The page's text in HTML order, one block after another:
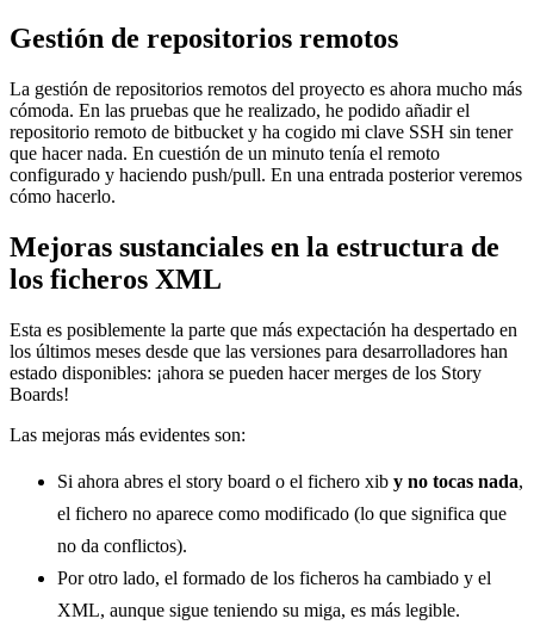
Gestión de repositorios remotos
La gestión de repositorios remotos del proyecto es ahora mucho más
cómoda. En las pruebas que he realizado, he podido añadir el
repositorio remoto de bitbucket y ha cogido mi clave SSH sin tener
que hacer nada. En cuestión de un minuto tenía el remoto
configurado y haciendo push/pull. En una entrada posterior veremos
cómo hacerlo.
Mejoras sustanciales en la estructura de
los ficheros XML
Esta es posiblemente la parte que más expectación ha despertado en
los últimos meses desde que las versiones para desarrolladores han
estado disponibles: ¡ahora se pueden hacer merges de los Story
Boards!
Las mejoras más evidentes son:
Si ahora abres el story board o el fichero xib y no tocas nada,
el fichero no aparece como modificado (lo que significa que
no da conflictos).
Por otro lado, el formado de los ficheros ha cambiado y el
XML, aunque sigue teniendo su miga, es más legible.